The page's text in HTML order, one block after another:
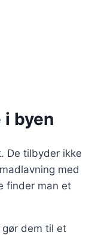
byen
De tilbyder ikke
med
finder man et
dem til et